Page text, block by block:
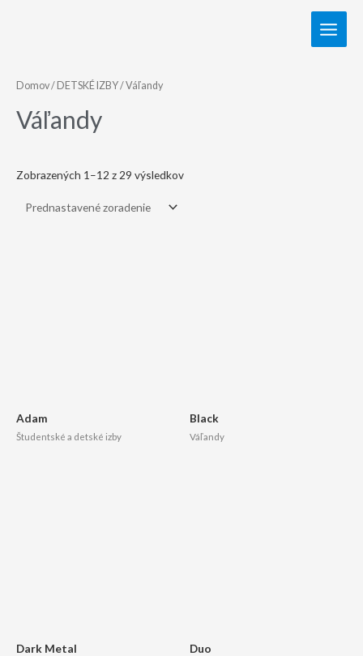
Domov/ DETSKÉ IZBY/ Váľandy
Váľandy
Zobrazených 1–12 z 29 výsledkov
Adam
Študentské a detské izby
Black
Váľandy
Dark Metal Duo